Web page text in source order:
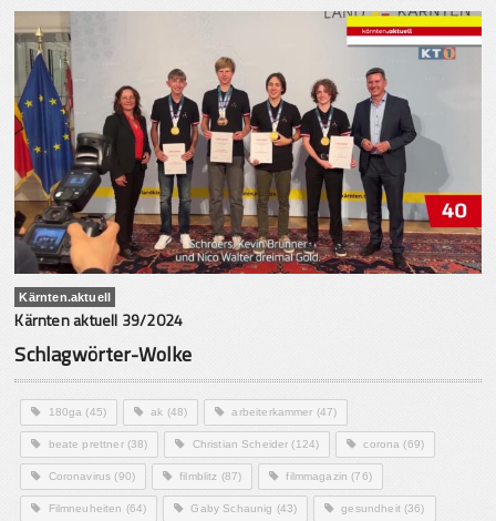
Kärnten.aktuell
Kärnten aktuell 39/2024
Schlagwörter-Wolke
180ga (45) ak (48) arbeiterkammer (47)
beate prettner(38) Christian Scheider (124) corona (69)
Coronavirus (90) filmblitz (87) filmmagazin (76)
Filmneuheiten (64) Gaby Schaunig (43) gesundheit(36)